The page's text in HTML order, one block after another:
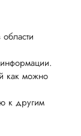
как можно
к другим